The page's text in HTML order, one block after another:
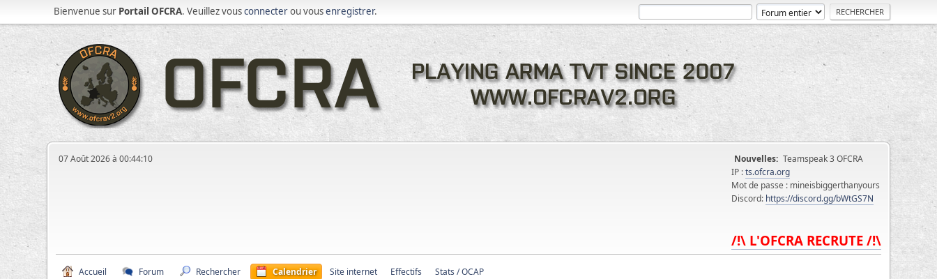
Bienvenue sur Portail OFCRA. Veuillez vousconnecterou vousenregistrer.
07 Août 2026 à 00:44:10 Nouvelles: Teamspeak 3 OFCRA
IP :ts.ofcra.org
Mot de passe : mineisbiggerthanyours
Discord: https://discord.gg/bWtGS7N
/!\ L'OFCRA RECRUTE /!\
Accueil Forum Rechercher Calendrier Site internet Effectifs Stats / OCAP